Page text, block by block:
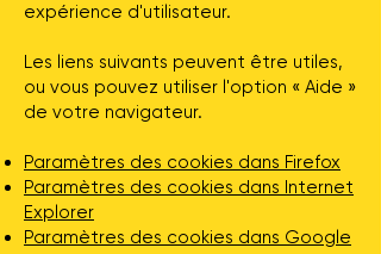
expérience d'utilisateur.
Les liens suivants peuvent être utiles,
ou vous pouvez utiliser l'option « Aide »
de votre navigateur.
Paramètres des cookies dans Firefox
Paramètres des cookies dans Internet
Explorer
Paramètres des cookies dans Google